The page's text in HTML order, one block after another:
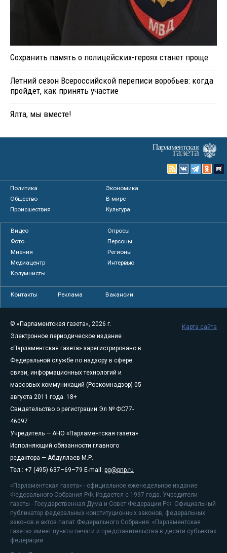
Сохранить память о полицейских-героях станет проще
Летний сезон Всероссийской переписи воробьев: когда
пройдет, как принять участие
Ялта, мы вместе!
Политика
Экономика
Общество
В мире
Происшествия
Культура
Видео
Опросы
Фото
Персоны
Мнения
Регионы
Медиацентр
Интервью
Колумнисты
Контакты Реклама Вакансии
© «Парламентская газета», 2026 г.
Электронное периодическое издание
«Парламентская газета» зарегистрировано в
Федеральной службе по надзору в сфере
связи, информационных технологий и
массовых коммуникаций (Роскомнадзор) 05
августа 2011 года. 18+
Свидетельство о регистрации Эл № ФС77-
46097
Учредитель — АНО «Парламентская газета»
Исполняющий обязанности главного
редактора — Абдуллаев М.Р.
Тел.: +7 (495) 637–69–79 E-mail: pg@pnp.ru
«Парламентская газета» - официальное еженедельное издание
Федерального Собрания РФ. Издается с 1997 года. Учредители
газеты - Государственная Дума и Совет Федерации РФ. Официальный
публикатор федеральных конституционных законов, федеральных
законов и актов палат Федерального Собрания. «Парламентская
газета» имеет пункты печати и представительства в десяти субъектах
федерации.
Карта сайта